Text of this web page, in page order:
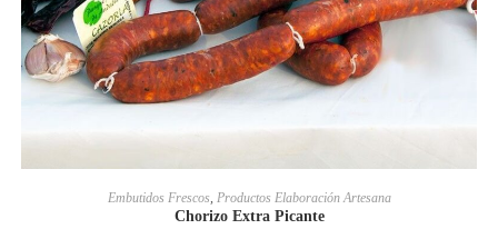
AÑADIR AL CARRITO
Embutidos Frescos, Productos Elaboración Artesana
Chorizo Extra Picante